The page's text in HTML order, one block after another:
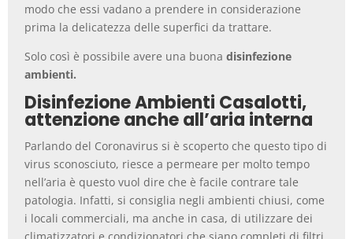
modo che essi vadano a prendere in considerazione
prima la delicatezza delle superfici da trattare.
Solo così è possibile avere una buonadisinfezione
ambienti.
Disinfezione Ambienti Casalotti,
attenzione anche all’aria interna
Parlando del Coronavirus si è scoperto che questo tipo di
virus sconosciuto, riesce a permeare per molto tempo
nell’aria è questo vuol dire che è facile contrare tale
patologia. Infatti, si consiglia negli ambienti chiusi, come
i locali commerciali, ma anche in casa, di utilizzare dei